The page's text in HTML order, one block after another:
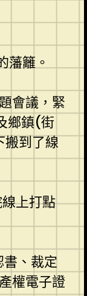
藩籬。
會議，緊
鄉鎮(街
搬到了線
上打點
、裁定
權電子證